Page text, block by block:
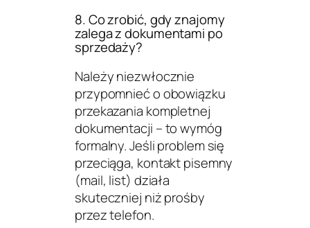
8. Co zrobić, gdy znajomy
zalega z dokumentami po
sprzedaży?
Należy niezwłocznie
przypomnieć o obowiązku
przekazania kompletnej
dokumentacji – to wymóg
formalny. Jeśli problem się
przeciąga, kontakt pisemny
(mail, list) działa
skuteczniej niż prośby
przez telefon.